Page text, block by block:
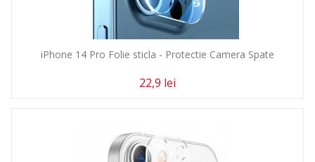
iPhone 14 Pro Folie sticla - Protectie Camera Spate
22,9 lei